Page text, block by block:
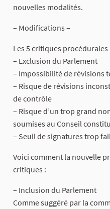
nouvelles modalités.
– Modifications –
Les 5 critiques
– Exclusion du Parlement
– Impossibilité de révisions
– Risque de révisions
de contrôle
– Risque d’un trop grand
soumises au Conseil
– Seuil de signatures trop
Voici comment la nouvelle
critiques :
– Inclusion du Parlement
Comme suggéré par la